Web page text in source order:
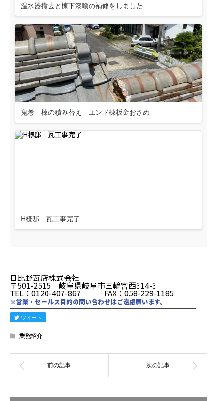
温水器撤去と棟下漆喰の補修をしました
鬼巻 棟の積み替え エンド棟板金おさめ
H様邸 瓦工事完了
────────────────────────
日比野瓦店株式会社
〒501-2515 岐阜県岐阜市三輪宮西314-3
TEL：0120-407-867 FAX：058-229-1185
※営業・セールス目的の問い合わせはご遠慮願います。
────────────────────────
ツイート
業務紹介